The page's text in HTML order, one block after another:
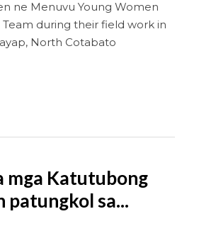
ne Menuvu Young Women
during their field work in
North Cotabato
mga Katutubong
patungkol sa...